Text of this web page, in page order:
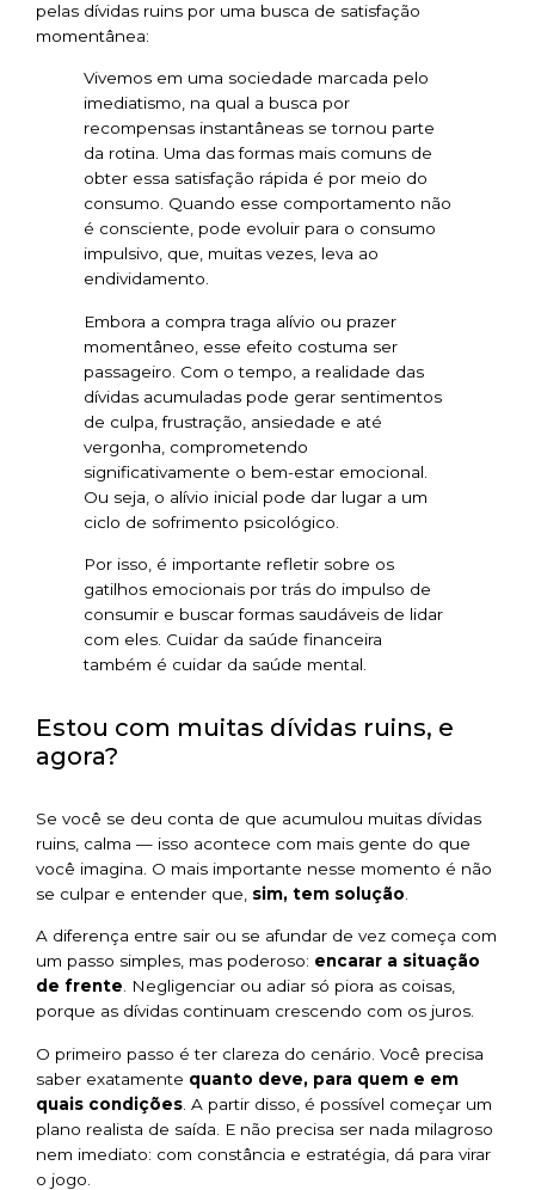
pelas dívidas ruins por uma busca de satisfação
momentânea:
Vivemos em uma sociedade marcada pelo
imediatismo, na qual a busca por
recompensas instantâneas se tornou parte
da rotina. Uma das formas mais comuns de
obter essa satisfação rápida é por meio do
consumo. Quando esse comportamento não
é consciente, pode evoluir para o consumo
impulsivo, que, muitas vezes, leva ao
endividamento.
Embora a compra traga alívio ou prazer
momentâneo, esse efeito costuma ser
passageiro. Com o tempo, a realidade das
dívidas acumuladas pode gerar sentimentos
de culpa, frustração, ansiedade e até
vergonha, comprometendo
significativamente o bem-estar emocional.
Ou seja, o alívio inicial pode dar lugar a um
ciclo de sofrimento psicológico.
Por isso, é importante refletir sobre os
gatilhos emocionais por trás do impulso de
consumir e buscar formas saudáveis de lidar
com eles. Cuidar da saúde financeira
também é cuidar da saúde mental.
Estou com muitas dívidas ruins, e
agora?
Se você se deu conta de que acumulou muitas dívidas
ruins, calma — isso acontece com mais gente do que
você imagina. O mais importante nesse momento é não
se culpar e entender que, sim, tem solução
A diferença entre sair ou se afundar de vez começa com
um passo simples, mas poderoso: encarar a situação
de frente. Negligenciar ou adiar só piora as coisas,
porque as dívidas continuam crescendo com os juros.
O primeiro passo é ter clareza do cenário. Você precisa
saber exatamente quanto deve, para quem e em
quais condições . A partir disso, é possível começar um
plano realista de saída. E não precisa ser nada milagroso
nem imediato: com constância e estratégia, dá para virar
o jogo.